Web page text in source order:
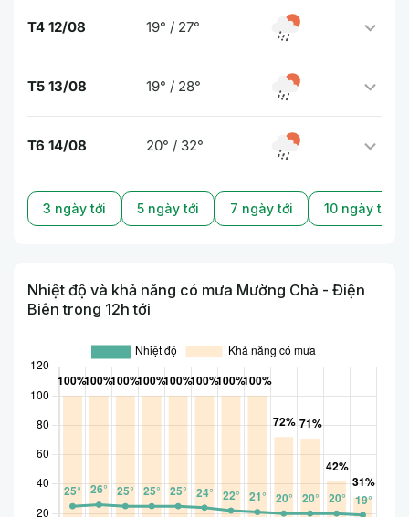
T4 12/08 19° / 27°
T5 13/08 19° / 28°
T6 14/08 20° / 32°
3 ngày tới 5 ngày tới 7 ngày tới 10 ngày tới
Nhiệt độ và khả năng có mưa Mường Chà - Điện
Biên trong 12h tới